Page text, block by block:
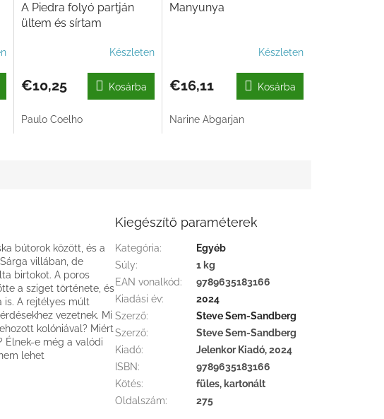
A Piedra folyó partján
ültem és sírtam
Készleten
€10,25 Kosárba
Paulo Coelho
Manyunya
Készleten
€16,11 Kosárba
Narine Abgarjan
bútorok között, és a
villában, de
birtokot. A poros
a sziget története, és
is. A rejtélyes múlt
vezetnek. Mi
kolóniával? Miért
Élnek-e még a valódi
lehet
Kiegészítő paraméterek
Kategória:
Egyéb
Súly:
1 kg
EAN vonalkód:
9789635183166
Kiadási év:
2024
Szerző:
Steve Sem-Sandberg
Szerző:
Steve Sem-Sandberg
Kiadó:
Jelenkor Kiadó, 2024
ISBN:
9789635183166
Kötés:
füles, kartonált
Oldalszám: 275